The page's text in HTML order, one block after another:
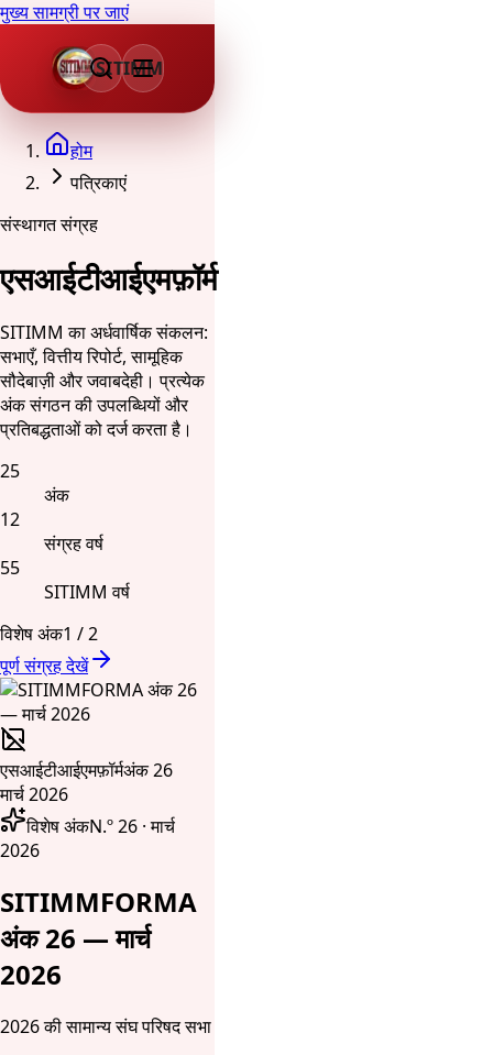
मुख्य सामग्री पर जाएं
SITIMM
होम
पत्रिकाएं
संस्थागत संग्रह
एसआईटीआईएमफ़ॉर्म
SITIMM का अर्धवार्षिक संकलन:
सभाएँ, वित्तीय रिपोर्ट, सामूहिक
सौदेबाज़ी और जवाबदेही। प्रत्येक
अंक संगठन की उपलब्धियों और
प्रतिबद्धताओं को दर्ज करता है।
25
अंक
12
संग्रह वर्ष
55
SITIMM वर्ष
विशेष अंक1 /2
पूर्ण संग्रह देखें
एसआईटीआईएमफ़ॉर्मअंक 26
मार्च 2026
विशेष अंकN.º 26 · मार्च
2026
SITIMMFORMA
अंक 26 — मार्च
2026
2026 की सामान्य संघ परिषद सभा